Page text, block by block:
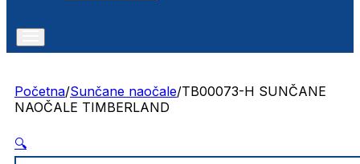
Početna/Sunčane naočale/TB00073-H SUNČANE
NAOČALE TIMBERLAND
🔍